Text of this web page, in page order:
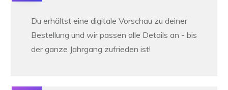
Du erhältst eine digitale Vorschau zu deiner
Bestellung und wir passen alle Details an - bis
der ganze Jahrgang zufrieden ist!